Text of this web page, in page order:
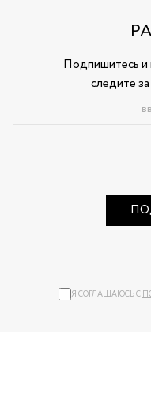
Подпишитесь и
следите
Я СОГЛАШАЮСЬ С